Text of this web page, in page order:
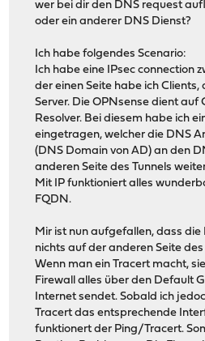
wer bei dir den DNS request
oder ein anderer DNS Dienst?
Ich habe folgendes Scenario:
Ich habe eine IPsec connection
der einen Seite habe ich
Server. Die OPNsense dient auf
Resolver. Bei diesem habe ich
eingetragen, welcher die DNS
(DNS Domain von AD) an den
anderen Seite des Tunnels
Mit IP funktioniert alles
FQDN.
Mir ist nun aufgefallen, dass
nichts auf der anderen Seite
Wenn man ein Tracert macht,
Firewall alles über den Default
Internet sendet. Sobald ich
Tracert das entsprechende
funktionert der Ping/Tracert.